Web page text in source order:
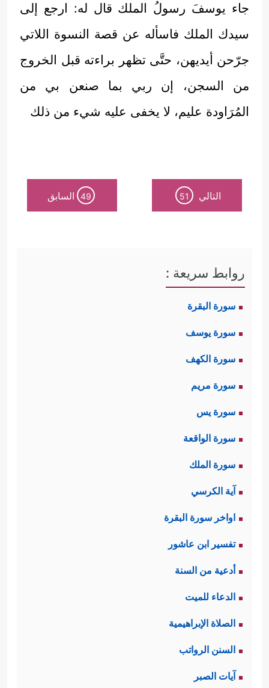
جاء يوسفَ رسولُ الملك قال له: ارجع إلى
سيدك الملك فاسأله عن قصة النسوة اللاتي
جرّحن أيديهن، حتَّى تظهر براءته قبل الخروج
من السجن، إن ربي بما صنعن بي من
المُرَاودة عليم، لا يخفى عليه شيء من ذلك
التالي 51
49 السابق
روابط سريعة :
سورة البقرة
سورة يوسف
سورة الكهف
سورة مريم
سورة يس
سورة الواقعة
سورة الملك
آية الكرسي
اواخر سورة البقرة
تفسير ابن عاشور
أدعية من السنة
الدعاء للميت
الصلاة الإبراهيمية
السنن الرواتب
آيات الصبر